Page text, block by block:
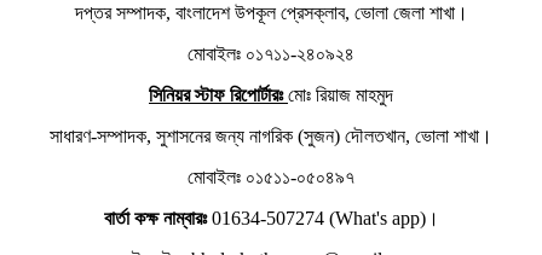
দপ্তর সম্পাদক, বাংলাদেশ উপকূল প্রেসক্লাব, ভোলা জেলা শাখা।
মোবাইলঃ ০১৭১১-২৪০৯২৪
সিনিয়র স্টাফ রিপোর্টারঃমোঃ রিয়াজ মাহমুদ
সাধারণ-সম্পাদক, সুশাসনের জন্য নাগরিক (সুজন) দৌলতখান, ভোলা শাখা।
মোবাইলঃ ০১৫১১-০৫০৪৯৭
বার্তা কক্ষ নাম্বারঃ01634-507274 (What's app)।